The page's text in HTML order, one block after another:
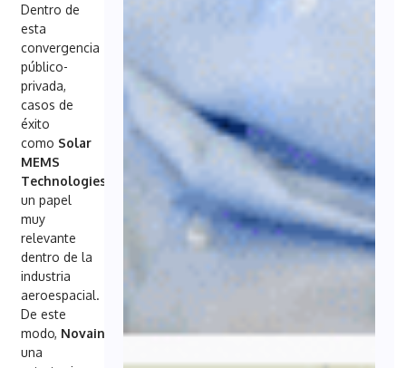
Dentro de
esta
convergencia
público-
privada,
casos de
éxito
como Solar
MEMS
Technologies
Novaindef
juegan
un papel
muy
relevante
dentro de la
industria
aeroespacial.
De este
modo, Novaindefdesarrolla
una